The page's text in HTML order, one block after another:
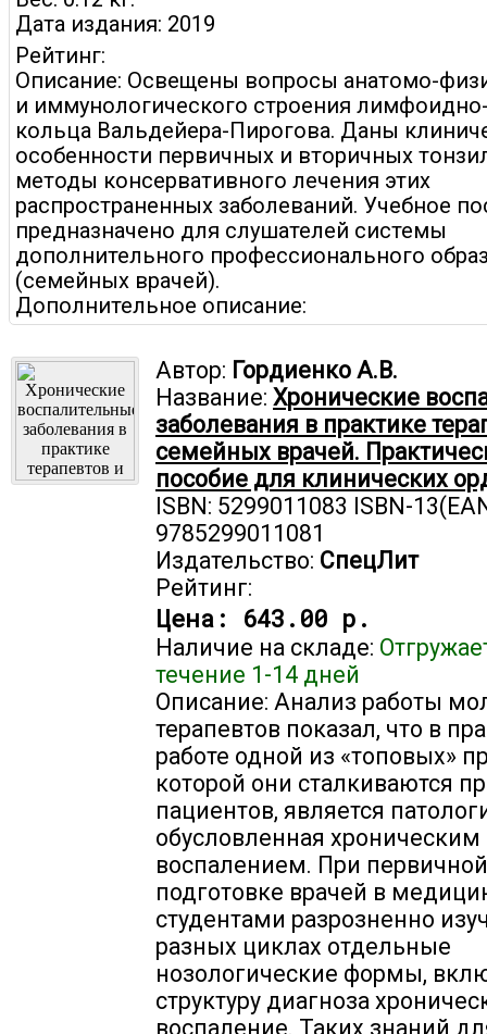
Дата издания: 2019
Рейтинг:
Описание: Освещены вопросы анатомо-
и иммунологического строения
кольца Вальдейера-Пирогова. Даны
особенности первичных и вторичных
методы консервативного лечения этих
распространенных заболеваний. Учебное
предназначено для слушателей системы
дополнительного профессионального
(семейных врачей).
Дополнительное описание:
Автор: Гордиенко А.В.
Название: Хронические
заболевания в практике
семейных врачей.
пособие для клинических
ISBN: 5299011083 ISBN-
9785299011081
Издательство: СпецЛит
Рейтинг:
Цена: 643.00 р.
Наличие на складе:
течение 1-14 дней
Описание: Анализ работы
терапевтов показал, что в
работе одной из «топовых»
которой они сталкиваются
пациентов, является
обусловленная хроническим
воспалением. При первичной
подготовке врачей в
студентами разрозненно
разных циклах отдельные
нозологические формы,
структуру диагноза
воспаление. Таких знаний